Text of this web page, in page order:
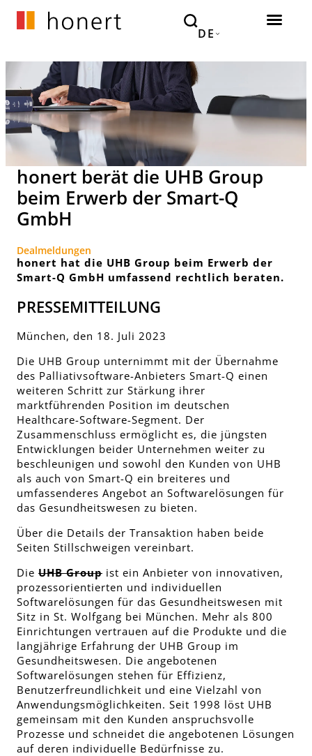
DE
honert berät die UHB Group
beim Erwerb der Smart-Q
GmbH
Dealmeldungen
honert hat die UHB Group beim Erwerb der
Smart-Q GmbH umfassend rechtlich beraten.
PRESSEMITTEILUNG
München, den 18. Juli 2023
Die UHB Group unternimmt mit der Übernahme
des Palliativsoftware-Anbieters Smart-Q einen
weiteren Schritt zur Stärkung ihrer
marktführenden Position im deutschen
Healthcare-Software-Segment. Der
Zusammenschluss ermöglicht es, die jüngsten
Entwicklungen beider Unternehmen weiter zu
beschleunigen und sowohl den Kunden von UHB
als auch von Smart-Q ein breiteres und
umfassenderes Angebot an Softwarelösungen für
das Gesundheitswesen zu bieten.
Über die Details der Transaktion haben beide
Seiten Stillschweigen vereinbart.
Die UHB Group ist ein Anbieter von innovativen,
prozessorientierten und individuellen
Softwarelösungen für das Gesundheitswesen mit
Sitz in St. Wolfgang bei München. Mehr als 800
Einrichtungen vertrauen auf die Produkte und die
langjährige Erfahrung der UHB Group im
Gesundheitswesen. Die angebotenen
Softwarelösungen stehen für Effizienz,
Benutzerfreundlichkeit und eine Vielzahl von
Anwendungsmöglichkeiten. Seit 1998 löst UHB
gemeinsam mit den Kunden anspruchsvolle
Prozesse und schneidet die angebotenen Lösungen
auf deren individuelle Bedürfnisse zu.